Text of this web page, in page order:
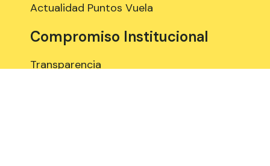
Actualidad Puntos Vuela
Compromiso Institucional
Transparencia